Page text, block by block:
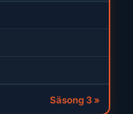
Säsong 3 »